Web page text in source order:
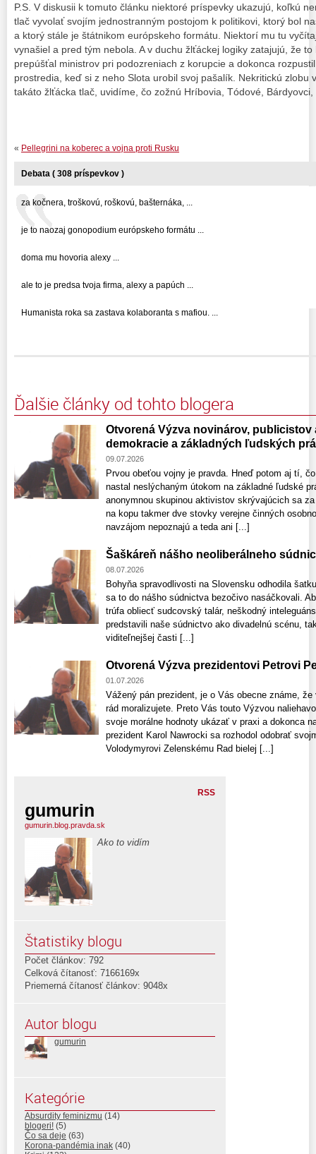
P.S. V diskusii k tomuto článku niektoré príspevky ukazujú, koľkú
tlač vyvolať svojím jednostranným postojom k politikovi, ktorý bol
a ktorý stále je štátnikom európskeho formátu. Niektorí mu tu
vynašiel a pred tým nebola. A v duchu žlťáckej logiky zatajujú, že
prepúšťal ministrov pri podozreniach z korupcie a dokonca
prostredia, keď si z neho Slota urobil svoj pašalík. Nekritickú zlobu
takáto žlťácka tlač, uvidíme, čo zožnú Hríbovia, Tódové, Bárdyovci,
« Pellegrini na koberec a vojna proti Rusku
Debata ( 308 príspevkov )
za kočnera, troškovú, roškovú, bašternáka, ...
je to naozaj gonopodium európskeho formátu ...
doma mu hovoria alexy ...
ale to je predsa tvoja firma, alexy a papúch ...
Humanista roka sa zastava kolaboranta s mafiou. ...
Ďalšie články od tohto blogera
Otvorená Výzva novinárov, publicistov
demokracie a základných ľudských
09.07.2026
Prvou obeťou vojny je pravda. Hneď potom aj tí,
nastal neslýchaným útokom na základné ľudské
anonymnou skupinou aktivistov skrývajúcich sa
na kopu takmer dve stovky verejne činných
navzájom nepoznajú a teda ani [...]
Šaškáreň nášho neoliberálneho
08.07.2026
Bohyňa spravodlivosti na Slovensku odhodila
sa to do nášho súdnictva bezočivo nasáčkovali.
trúfa obliecť sudcovský talár, neškodný
predstavili naše súdnictvo ako divadelnú scénu,
viditeľnejšej časti [...]
Otvorená Výzva prezidentovi Petrovi
01.07.2026
Vážený pán prezident, je o Vás obecne známe,
rád moralizujete. Preto Vás touto Výzvou
svoje morálne hodnoty ukázať v praxi a dokonca
prezident Karol Nawrocki sa rozhodol odobrať
Volodymyrovi Zelenskému Rad bielej [...]
RSS
gumurin
gumurin.blog.pravda.sk
Ako to vidím
Štatistiky blogu
Počet článkov: 792
Celková čítanosť: 7166169x
Priemerná čítanosť článkov: 9048x
Autor blogu
gumurin
Kategórie
Absurdity feminizmu (14)
blogeri! (5)
Čo sa deje (63)
Korona-pandémia inak (40)